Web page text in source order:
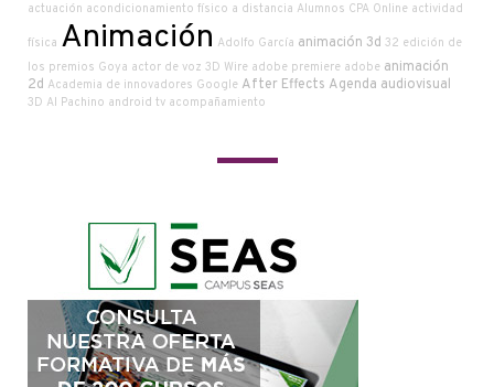
actuación acondicionamiento físico a distancia Alumnos CPA Online actividad
física Animación Adolfo García animación 3d 32 edición de
los premios Goya actor de voz 3D Wire adobe premiere adobe animación
2d Academia de innovadores Google After Effects Agenda audiovisual
3D Al Pachino android tv acompañamiento